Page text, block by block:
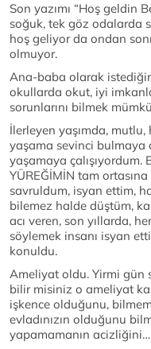
Son yazımı “Hoş geldin
soğuk, tek göz odalarda
hoş geliyor da ondan
olmuyor.
Ana-baba olarak
okullarda okut, iyi
sorunlarını bilmek
İlerleyen yaşımda,
yaşama sevinci bulmaya
yaşamaya
YÜREĞİMİN tam
savruldum, isyan ettim,
bilemez halde düştüm,
acı veren, son yıllarda,
söylemek insanı isyan
konuldu.
Ameliyat oldu. Yirmi gün
bilir misiniz o ameliyat
işkence olduğunu,
evladınızın olduğunu
yapamamanın acizliğini…